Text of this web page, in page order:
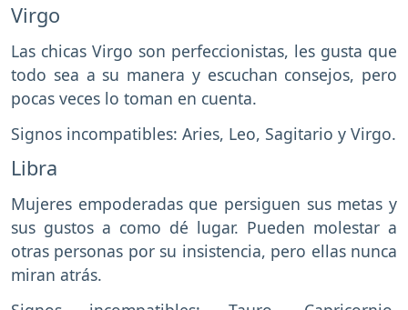
Virgo
Las chicas Virgo son perfeccionistas, les gusta que
todo sea a su manera y escuchan consejos, pero
pocas veces lo toman en cuenta.
Signos incompatibles: Aries, Leo, Sagitario y Virgo.
Libra
Mujeres empoderadas que persiguen sus metas y
sus gustos a como dé lugar. Pueden molestar a
otras personas por su insistencia, pero ellas nunca
miran atrás.